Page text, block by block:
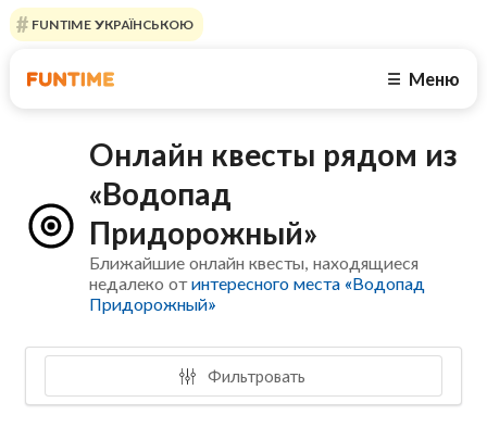
FUNTIME УКРАЇНСЬКОЮ
☰ Меню
Онлайн квесты рядом из
«Водопад
Придорожный»
Ближайшие онлайн квесты, находящиеся
недалеко отинтересного места «Водопад
Придорожный»
Фильтровать